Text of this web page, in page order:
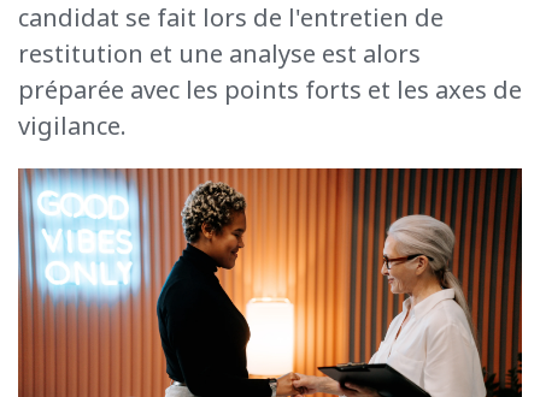
candidat se fait lors de l'entretien de
restitution et une analyse est alors
préparée avec les points forts et les axes de
vigilance.